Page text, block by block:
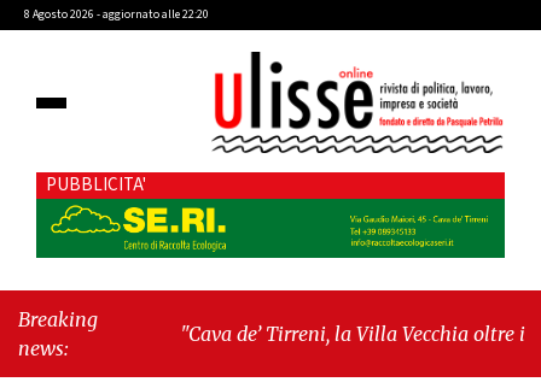
8 Agosto 2026 - aggiornato alle 22:20
PUBBLICITA'
Breaking
news:
"Cava de’ Tirreni, la Villa Vecchia oltre i